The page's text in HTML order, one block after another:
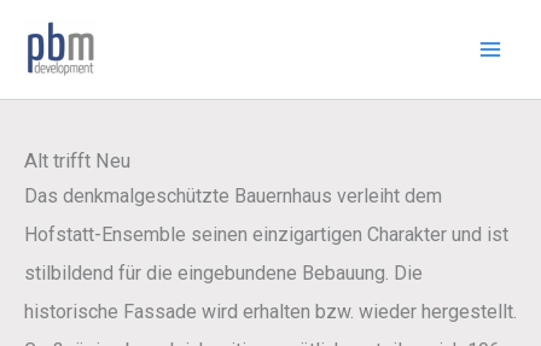
Inhalt
springen
Alt trifft Neu
Das denkmalgeschützte Bauernhaus verleiht dem
Hofstatt-Ensemble seinen einzigartigen Charakter und ist
stilbildend für die eingebundene Bebauung. Die
historische Fassade wird erhalten bzw. wieder hergestellt.